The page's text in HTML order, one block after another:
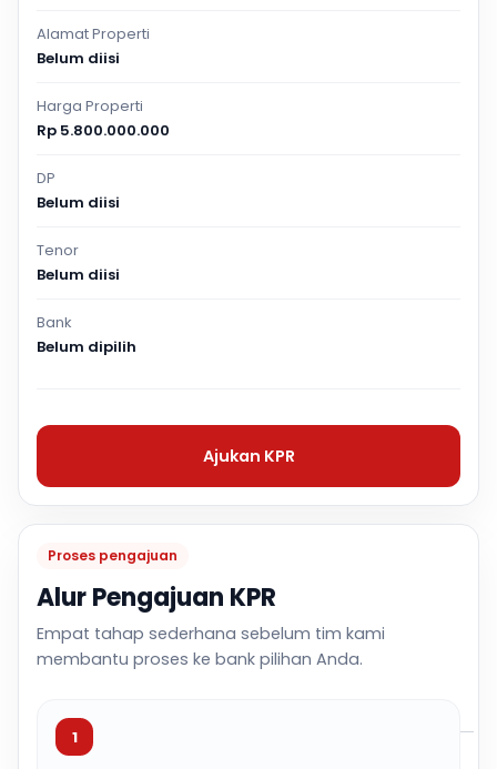
Proses pengajuan
Alur Pengajuan KPR
Empat tahap sederhana sebelum tim kami
membantu proses ke bank pilihan Anda.
1
Alamat Properti
Belum diisi
Harga Properti
Rp 5.800.000.000
DP
Belum diisi
Tenor
Belum diisi
Bank
Belum dipilih
Ajukan KPR